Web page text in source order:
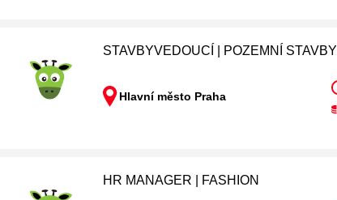
STAVBYVEDOUCÍ | POZEMNÍ STAVBY
Hlavní město Praha
HR MANAGER | FASHION